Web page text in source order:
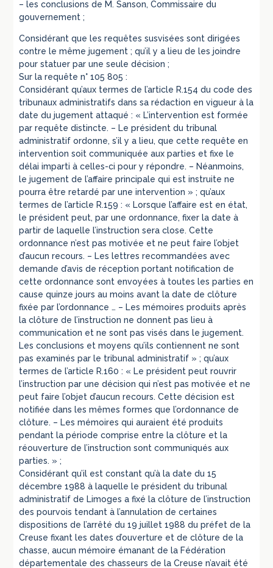
– les conclusions de M. Sanson, Commissaire du
gouvernement ;
Considérant que les requêtes susvisées sont dirigées
contre le même jugement ; qu’il y a lieu de les joindre
pour statuer par une seule décision ;
Sur la requête n° 105 805 :
Considérant qu’aux termes de l’article R.154 du code des
tribunaux administratifs dans sa rédaction en vigueur à la
date du jugement attaqué : « L’intervention est formée
par requête distincte. – Le président du tribunal
administratif ordonne, s’il y a lieu, que cette requête en
intervention soit communiquée aux parties et fixe le
délai imparti à celles-ci pour y répondre. – Néanmoins,
le jugement de l’affaire principale qui est instruite ne
pourra être retardé par une intervention » ; qu’aux
termes de l’article R.159 : « Lorsque l’affaire est en état,
le président peut, par une ordonnance, fixer la date à
partir de laquelle l’instruction sera close. Cette
ordonnance n’est pas motivée et ne peut faire l’objet
d’aucun recours. – Les lettres recommandées avec
demande d’avis de réception portant notification de
cette ordonnance sont envoyées à toutes les parties en
cause quinze jours au moins avant la date de clôture
fixée par l’ordonnance … – Les mémoires produits après
la clôture de l’instruction ne donnent pas lieu à
communication et ne sont pas visés dans le jugement.
Les conclusions et moyens qu’ils contiennent ne sont
pas examinés par le tribunal administratif » ; qu’aux
termes de l’article R.160 : « Le président peut rouvrir
l’instruction par une décision qui n’est pas motivée et ne
peut faire l’objet d’aucun recours. Cette décision est
notifiée dans les mêmes formes que l’ordonnance de
clôture. – Les mémoires qui auraient été produits
pendant la période comprise entre la clôture et la
réouverture de l’instruction sont communiqués aux
parties. » ;
Considérant qu’il est constant qu’à la date du 15
décembre 1988 à laquelle le président du tribunal
administratif de Limoges a fixé la clôture de l’instruction
des pourvois tendant à l’annulation de certaines
dispositions de l’arrêté du 19 juillet 1988 du préfet de la
Creuse fixant les dates d’ouverture et de clôture de la
chasse, aucun mémoire émanant de la Fédération
départementale des chasseurs de la Creuse n’avait été